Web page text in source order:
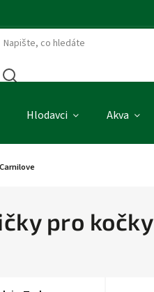
Hlodavci Akva
Carnilove
pro kočky